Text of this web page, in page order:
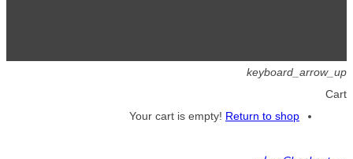
keyboard_arrow_up
Cart
Your cart is empty! Return to shop